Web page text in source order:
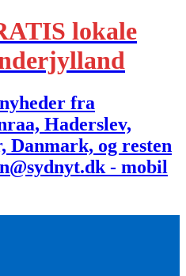
lokale
fra
Haderslev,
Danmark, og resten
- mobil